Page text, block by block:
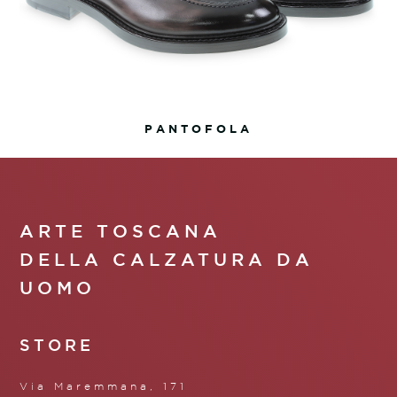
PANTOFOLA
ARTE TOSCANA
DELLA CALZATURA DA
UOMO
STORE
Via Maremmana, 171